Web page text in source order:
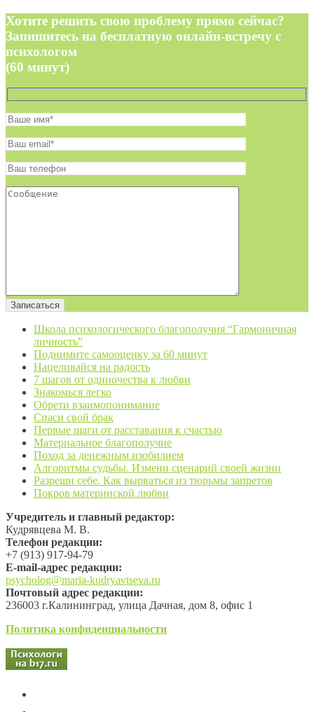
Хотите решить свою проблему прямо сейчас?
Запишитесь на бесплатную онлайн-встречу с
психологом
(60 минут)
Школа психологического благополучия “Гармоничная
личность”
Поднимите самооценку за 60 минут
Нацеливайся на радость
7 шагов от одиночества к любви
Знакомься легко
Обрети взаимопонимание
Спаси свой брак
Первые шаги от расставания к счастью
Материальное благополучие
Поход за денежным изобилием
Алгоритмы судьбы. Измени сценарий своей жизни
Разреши себе. Как вырваться из тюрьмы запретов
Покров материнской любви
Учредитель и главный редактор:
Кудрявцева М. В.
Телефон редакции:
+7 (913) 917-94-79
Е-mail-адрес редакции:
psycholog@maria-kudryavtseva.ru
Почтовый адрес редакции:
236003 г.Калининград, улица Дачная, дом 8, офис 1
Политика конфиденциальности